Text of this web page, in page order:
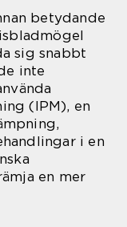
betydande
sig snabbt
inte
(IPM), en
i en
en mer